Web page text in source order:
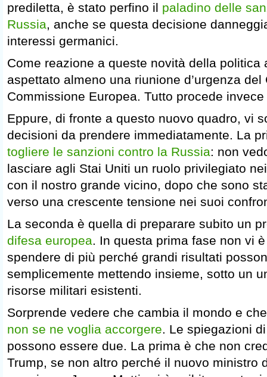
prediletta, è stato perfino il paladino delle
Russia, anche se questa decisione
interessi germanici.
Come reazione a queste novità della politica
aspettato almeno una riunione d’urgenza
Commissione Europea. Tutto procede
Eppure, di fronte a questo nuovo quadro, vi
decisioni da prendere immediatamente. La
togliere le sanzioni contro la Russia: non
lasciare agli Stai Uniti un ruolo privilegiato
con il nostro grande vicino, dopo che sono
verso una crescente tensione nei suoi
La seconda è quella di preparare subito un
difesa europea. In questa prima fase non vi
spendere di più perché grandi risultati
semplicemente mettendo insieme, sotto un
risorse militari esistenti.
Sorprende vedere che cambia il mondo e
non se ne voglia accorgere. Le spiegazioni
possono essere due. La prima è che non
Trump, se non altro perché il nuovo ministro